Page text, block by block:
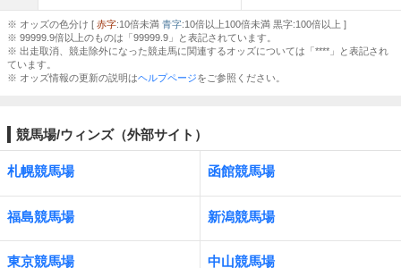
※ オッズの色分け [ 赤字:10倍未満 青字:10倍以上100倍未満 黒字:100倍以上 ]
※ 99999.9倍以上のものは「99999.9」と表記されています。
※ 出走取消、競走除外になった競走馬に関連するオッズについては「****」と表記され
ています。
※ オッズ情報の更新の説明はヘルプページをご参照ください。
競馬場/ウィンズ（外部サイト）
札幌競馬場 函館競馬場
福島競馬場 新潟競馬場
東京競馬場 中山競馬場